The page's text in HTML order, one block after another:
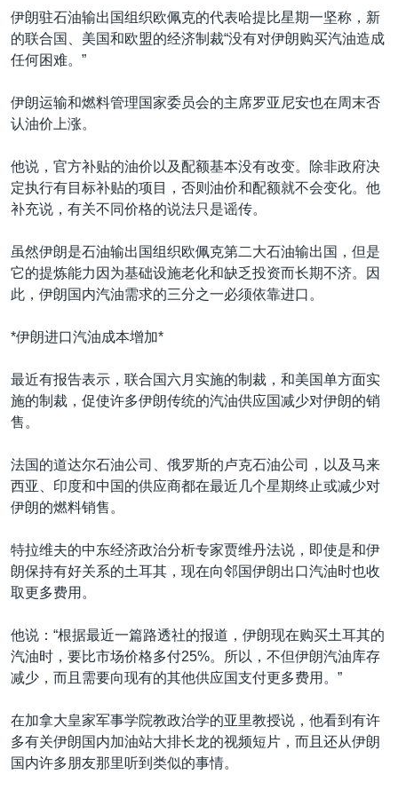
全球议题
环境
美国建国250周年
埃博拉疫情
美国之音专访
重要讲话与声明
台海两岸关系
南中国海争端
关注新疆
GEN Z 看美国
关注我们
其他语言网站
伊朗驻石油输出国组织欧佩克的代表哈提比星期一坚称，新
的联合国、美国和欧盟的经济制裁“没有对伊朗购买汽油造成
任何困难。”
伊朗运输和燃料管理国家委员会的主席罗亚尼安也在周末否
认油价上涨。
他说，官方补贴的油价以及配额基本没有改变。除非政府决
定执行有目标补贴的项目，否则油价和配额就不会变化。他
补充说，有关不同价格的说法只是谣传。
虽然伊朗是石油输出国组织欧佩克第二大石油输出国，但是
它的提炼能力因为基础设施老化和缺乏投资而长期不济。因
此，伊朗国内汽油需求的三分之一必须依靠进口。
*伊朗进口汽油成本增加*
最近有报告表示，联合国六月实施的制裁，和美国单方面实
施的制裁，促使许多伊朗传统的汽油供应国减少对伊朗的销
售。
法国的道达尔石油公司、俄罗斯的卢克石油公司，以及马来
西亚、印度和中国的供应商都在最近几个星期终止或减少对
伊朗的燃料销售。
特拉维夫的中东经济政治分析专家贾维丹法说，即使是和伊
朗保持有好关系的土耳其，现在向邻国伊朗出口汽油时也收
取更多费用。
他说：“根据最近一篇路透社的报道，伊朗现在购买土耳其的
汽油时，要比市场价格多付25%。所以，不但伊朗汽油库存
减少，而且需要向现有的其他供应国支付更多费用。”
在加拿大皇家军事学院教政治学的亚里教授说，他看到有许
多有关伊朗国内加油站大排长龙的视频短片，而且还从伊朗
国内许多朋友那里听到类似的事情。